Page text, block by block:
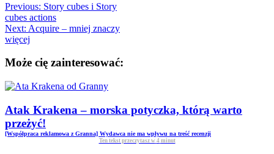
Previous: Story cubes i Story
cubes actions
Next: Acquire – mniej znaczy
więcej
Może cię zainteresować:
Atak Krakena – morska potyczka, którą warto
przeżyć!
[Współpraca reklamowa z Granna] Wydawca nie ma wpływu na treść recenzji
Ten tekst przeczytasz w 4 minut